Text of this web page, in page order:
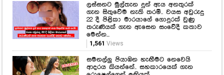
ලස්සනට මුල්තැන දුන් ඇය අනතුරක්
ගැන සිතුවේම නැති තරම්.. වයස අවුරුදු
22 දී පිළිකා මාරයාගේ ගොදුරක් වුණු
තරුණියක් ගැන ඇසෙන සංවේදී කතාව
මෙන්න...
1,561 Views
සමනල්ලු පියාඹන හැඟීමට නෙවෙයි
ආදරය කියන්නේ.. සහකාරයෙක් ගැන